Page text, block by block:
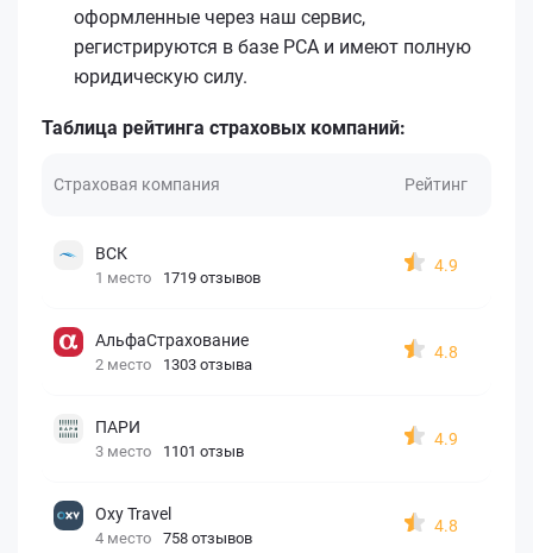
оформленные через наш сервис,
регистрируются в базе РСА и имеют полную
юридическую силу.
Таблица рейтинга страховых компаний:
Страховая компания Рейтинг
ВСК
1 место 1719 отзывов
4.9
АльфаСтрахование
2 место 1303 отзыва
4.8
ПАРИ
3 место 1101 отзыв
4.9
Oxy Travel
4 место 758 отзывов
4.8